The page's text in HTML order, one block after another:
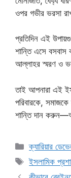
ওপর গভীর ভরসা
প্রতিদিন এই
শান্তি এসে
আল্লাহর স্মরণ ও
তাই আপনারা এই
পরিবারকে,
শান্তি দান
ক্যারিয়ার
Tags
ইসলামিক